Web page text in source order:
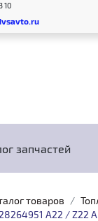
10
запчастей
товаров
A22 / Z22